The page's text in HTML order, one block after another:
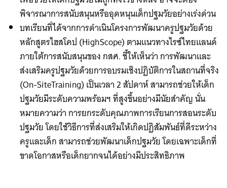
พิจารณาการสนับสนุนหรืออุดหนุนเด็กปฐมวัยอย่างเร่งด่วน
บทเรียนที่ได้จากการดำเนินโครงการพัฒนาครูปฐมวัยด้วย
หลักสูตรไฮสโคป (HighScope) ตามแนวทางไรซ์ไทยแลนด์
ภายใต้การสนับสนุนของ กสศ. ชี้ให้เห็นว่า การพัฒนาและ
ส่งเสริมครูปฐมวัยด้วยการอบรมเชิงปฏิบัติการในสถานที่จริง
(On-SiteTraining) เป็นเวลา 2 สัปดาห์ สามารถช่วยให้เด็ก
ปฐมวัยมีระดับความพร้อมฯ ที่สูงขึ้นอย่างมีนัยสำคัญ นั่น
หมายความว่า การยกระดับคุณภาพการเรียนการสอนระดับ
ปฐมวัย โดยใช้วิธีการที่ส่งเสริมให้เกิดปฏิสัมพันธ์ที่ดีระหว่าง
ครูและเด็ก สามารถช่วยพัฒนาเด็กปฐมวัย โดยเฉพาะเด็กที่
ขาดโอกาสหรือเด็กยากจนได้อย่างมีประสิทธิภาพ